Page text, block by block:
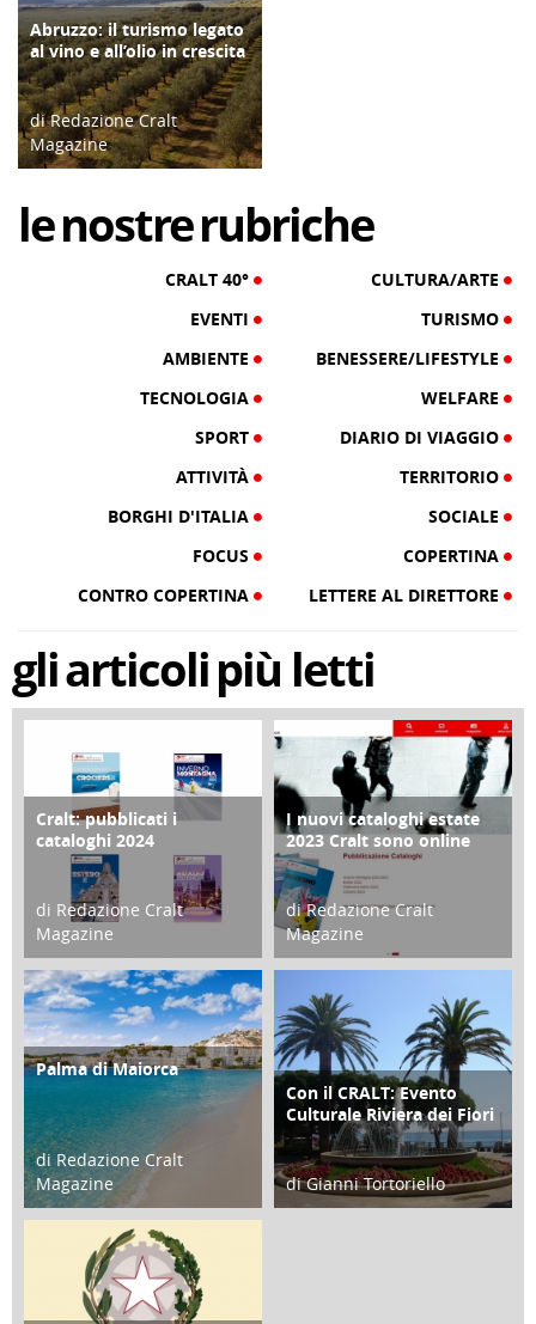
TURISMO
Abruzzo: il turismo legato
al vino e all’olio in crescita
di Redazione Cralt
Magazine
lenostrerubriche
CRALT 40°
CULTURA/ARTE
EVENTI
TURISMO
AMBIENTE
BENESSERE/LIFESTYLE
TECNOLOGIA
WELFARE
SPORT
DIARIO DI VIAGGIO
ATTIVITÀ
TERRITORIO
BORGHI D'ITALIA
SOCIALE
FOCUS
COPERTINA
CONTRO COPERTINA
LETTERE AL DIRETTORE
gliarticolipiù letti
COPERTINA
Cralt: pubblicati i
cataloghi 2024
di Redazione Cralt
Magazine
21 Novembre 2023
CONTRO COPERTINA
I nuovi cataloghi estate
2023 Cralt sono online
di Redazione Cralt
Magazine
07 Marzo 2023
ATTIVITÀ
Palma di Maiorca
di Redazione Cralt
Magazine
25 Giugno 2016
ATTIVITÀ
Con il CRALT: Evento
Culturale Riviera dei Fiori
di Gianni Tortoriello